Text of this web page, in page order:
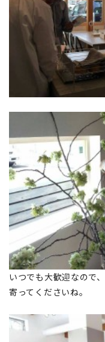
いつでも大歓迎なので
寄ってくださいね。